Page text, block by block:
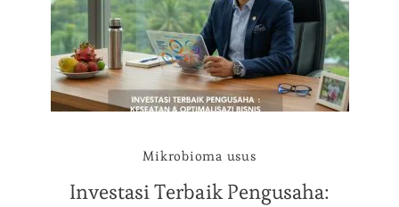
Mikrobioma usus
Investasi Terbaik Pengusaha: